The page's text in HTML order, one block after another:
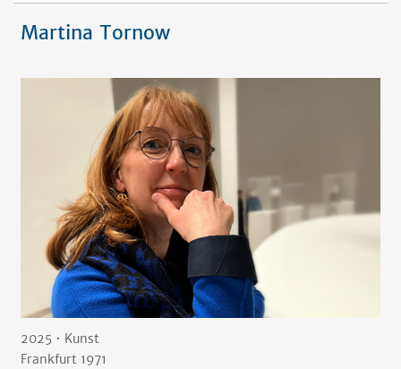
Martina Tornow
2025 • Kunst
Frankfurt 1971